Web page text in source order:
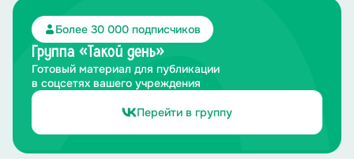
Более 30 000 подписчиков
Группа «Такой день»
Готовый материал для публикации
в соцсетях вашего учреждения
Перейти в группу